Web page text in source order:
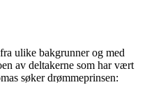
ulike bakgrunner og med
av deltakerne som har vært
søker drømmeprinsen: